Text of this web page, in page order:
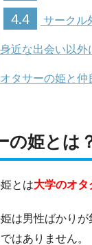
4.4 サークル
身近な出会い以外
オタサーの姫と仲
の姫とは
とは大学のオ
は男性ばかり
はありません。